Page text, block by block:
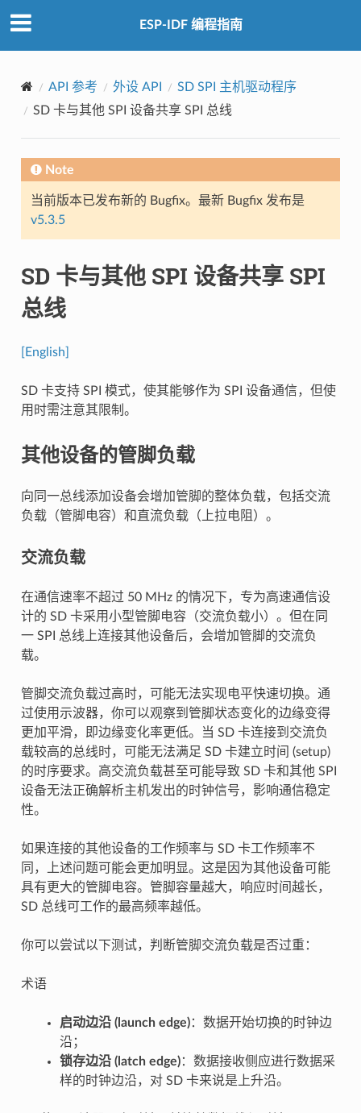
ESP-IDF 编程指南
API 参考 外设 API
SD SPI 主机驱动程序
SD 卡与其他 SPI 设备共享 SPI 总线
Note
当前版本已发布新的 Bugfix。最新 Bugfix 发布是
v5.3.5
SD 卡与其他 SPI 设备共享 SPI
总线
[English]
SD 卡支持 SPI 模式，使其能够作为 SPI 设备通信，但使
用时需注意其限制。
其他设备的管脚负载
向同一总线添加设备会增加管脚的整体负载，包括交流
负载（管脚电容）和直流负载（上拉电阻）。
交流负载
在通信速率不超过 50 MHz 的情况下，专为高速通信设
计的 SD 卡采用小型管脚电容（交流负载小）。但在同
一 SPI 总线上连接其他设备后，会增加管脚的交流负
载。
管脚交流负载过高时，可能无法实现电平快速切换。通
过使用示波器，你可以观察到管脚状态变化的边缘变得
更加平滑，即边缘变化率更低。当 SD 卡连接到交流负
载较高的总线时，可能无法满足 SD 卡建立时间 (setup)
的时序要求。高交流负载甚至可能导致 SD 卡和其他 SPI
设备无法正确解析主机发出的时钟信号，影响通信稳定
性。
如果连接的其他设备的工作频率与 SD 卡工作频率不
同，上述问题可能会更加明显。这是因为其他设备可能
具有更大的管脚电容。管脚容量越大，响应时间越长，
SD 总线可工作的最高频率越低。
你可以尝试以下测试，判断管脚交流负载是否过重：
术语
启动边沿 (launch edge)：数据开始切换的时钟边
沿；
锁存边沿 (latch edge)：数据接收侧应进行数据采
样的时钟边沿，对 SD 卡来说是上升沿。